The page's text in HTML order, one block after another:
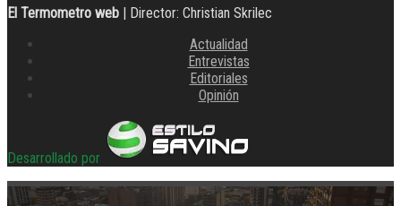
El Termometro web | Director: Christian Skrilec
Actualidad
Entrevistas
Editoriales
Opinión
Desarrollado por